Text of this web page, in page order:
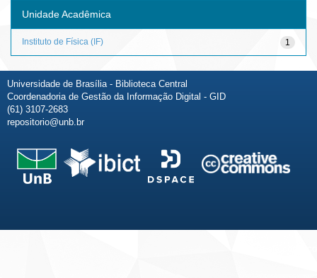
Unidade Acadêmica
1
Instituto de Física (IF)
Universidade de Brasília - Biblioteca Central
Coordenadoria de Gestão da Informação Digital - GID
(61) 3107-2683
repositorio@unb.br